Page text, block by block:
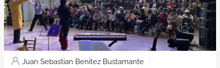
Juan Sebastian Benitez Bustamante